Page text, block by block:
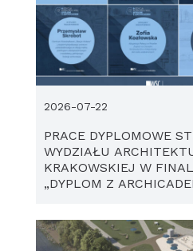
PRACE DYPLOMOWE
WYDZIAŁU
KRAKOWSKIEJ W
„DYPLOM Z
2026-07-22